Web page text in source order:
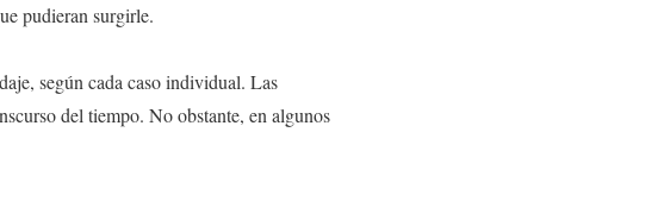
pudieran surgirle.
según cada caso individual. Las
del tiempo. No obstante, en algunos